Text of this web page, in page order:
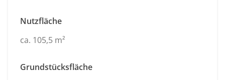
Nutzfläche
ca. 105,5 m²
Grundstücksfläche